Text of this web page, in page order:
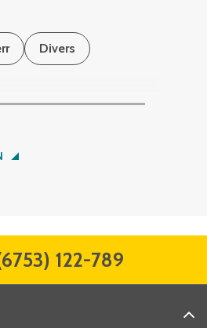
Divers
122-789